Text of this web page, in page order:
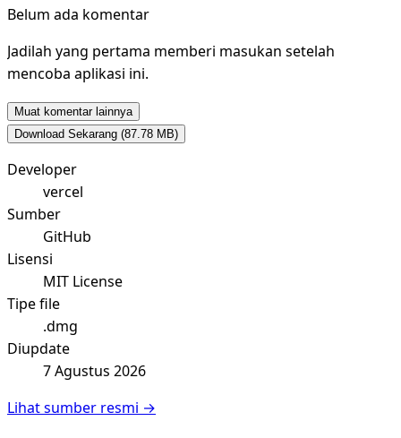
Belum ada komentar
Jadilah yang pertama memberi masukan setelah
mencoba aplikasi ini.
Muat komentar lainnya
Download Sekarang (87.78 MB)
Developer
vercel
Sumber
GitHub
Lisensi
MIT License
Tipe file
.dmg
Diupdate
7 Agustus 2026
Lihat sumber resmi →